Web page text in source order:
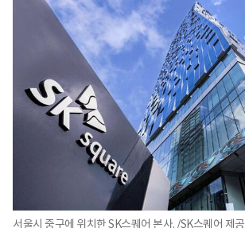
서울시 중구에 위치한 SK스퀘어 본사. /SK스퀘어 제공